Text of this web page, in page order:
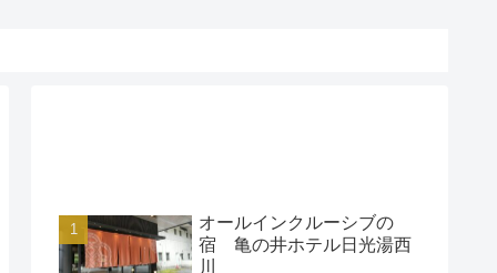
オールインクルーシブの
宿 亀の井ホテル日光湯西
川